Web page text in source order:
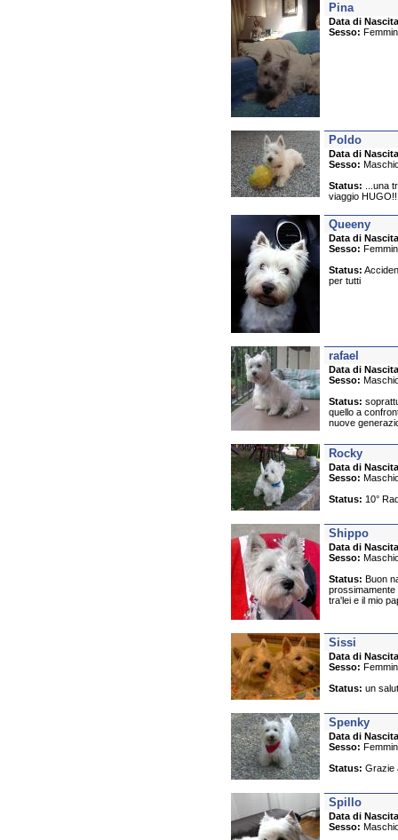
Pina
Data di
Sesso:
Poldo
Data di
Sesso:
Status: ...una
viaggio
Queeny
Data di
Sesso:
Status:
per tutti
rafael
Data di
Sesso:
Status:
quello a
nuove
Rocky
Data di
Sesso:
Status: 10°
Shippo
Data di
Sesso:
Status: Buon
prossimamente
tra'lei e il mio
Sissi
Data di
Sesso:
Status: un
Spenky
Data di
Sesso:
Status: Grazie
Spillo
Data di
Sesso: